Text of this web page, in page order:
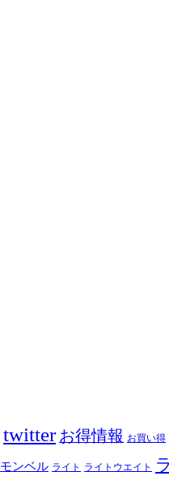
twitter お得情報 お買い得
モンベル ライト ライトウエイト